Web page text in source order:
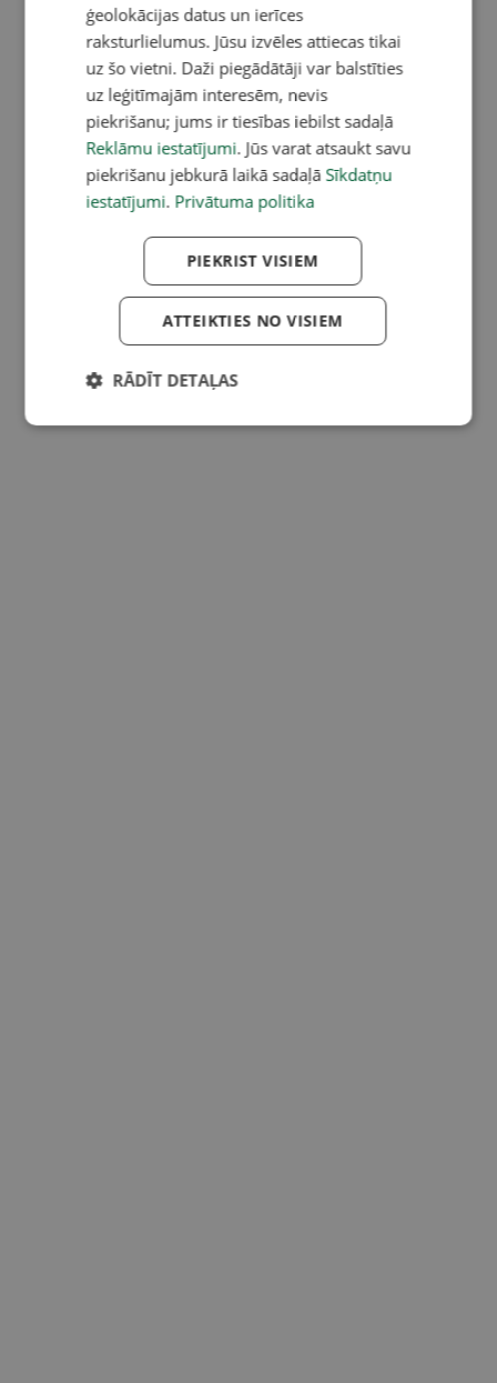
ģeolokācijas datus un ierīces
raksturlielumus. Jūsu izvēles attiecas tikai
uz šo vietni. Daži piegādātāji var balstīties
uz leģitīmajām interesēm, nevis
piekrišanu; jums ir tiesības iebilst sadaļā
Reklāmu iestatījumi. Jūs varat atsaukt savu
piekrišanu jebkurā laikā sadaļā Sīkdatņu
iestatījumi. Privātuma politika
PIEKRIST VISIEM
ATTEIKTIES NO VISIEM
RĀDĪT DETAĻAS